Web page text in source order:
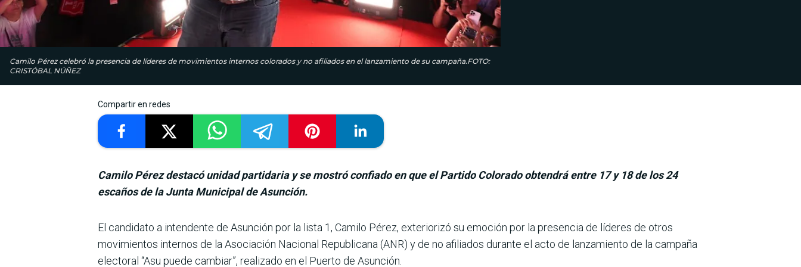
Camilo Pérez celebró la presencia de líderes de movimientos internos colorados y no afiliados en el lanzamiento de su campaña.FOTO:
CRISTÓBAL NÚÑEZ
Compartir en redes
Camilo Pérez destacó unidad partidaria y se mostró confiado en que el Partido Colorado obtendrá entre 17 y 18 de los 24
escaños de la Junta Municipal de Asunción.
El candidato a inten­dente de Asunción por la lista 1, Camilo Pérez, exteriorizó su emo­ción por la presencia de líderes de otros
movimien­tos internos de la Asociación Nacional Republicana (ANR) y de no afiliados durante el acto de lanzamiento de la campaña
electoral “Asu puede cambiar”, realizado en el Puerto de Asunción.